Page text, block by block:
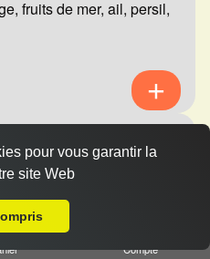
fruits de mer, ail, persil,
viande hachée,
Compte
pour vous garantir la
site Web